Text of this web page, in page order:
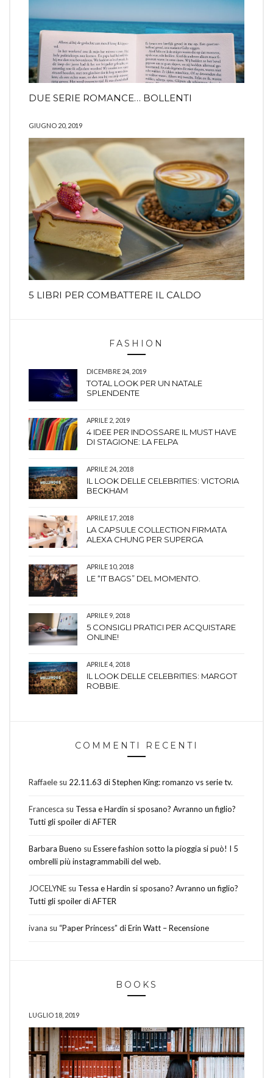
DUE SERIE ROMANCE… BOLLENTI
GIUGNO 20, 2019
5 LIBRI PER COMBATTERE IL CALDO
FASHION
DICEMBRE 24, 2019
TOTAL LOOK PER UN NATALE
SPLENDENTE
APRILE 2, 2019
4 IDEE PER INDOSSARE IL MUST HAVE
DI STAGIONE: LA FELPA
APRILE 24, 2018
IL LOOK DELLE CELEBRITIES: VICTORIA
BECKHAM
APRILE 17, 2018
LA CAPSULE COLLECTION FIRMATA
ALEXA CHUNG PER SUPERGA
APRILE 10, 2018
LE “IT BAGS” DEL MOMENTO.
APRILE 9, 2018
5 CONSIGLI PRATICI PER ACQUISTARE
ONLINE!
APRILE 4, 2018
IL LOOK DELLE CELEBRITIES: MARGOT
ROBBIE.
COMMENTI RECENTI
Raffaele su 22.11.63 di Stephen King: romanzo vs serie tv.
Francesca su Tessa e Hardin si sposano? Avranno un figlio?
Tutti gli spoiler di AFTER
Barbara Bueno su Essere fashion sotto la pioggia si può! I 5
ombrelli più instagrammabili del web.
JOCELYNE su Tessa e Hardin si sposano? Avranno un figlio?
Tutti gli spoiler di AFTER
ivana su “Paper Princess” di Erin Watt – Recensione
BOOKS
LUGLIO 18, 2019